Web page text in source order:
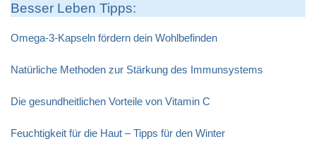
Besser Leben Tipps:
Omega-3-Kapseln fördern dein Wohlbefinden
Natürliche Methoden zur Stärkung des Immunsystems
Die gesundheitlichen Vorteile von Vitamin C
Feuchtigkeit für die Haut – Tipps für den Winter